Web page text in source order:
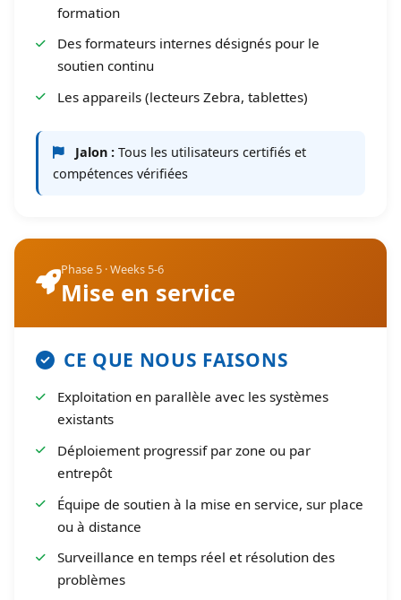
formation
Des formateurs internes désignés pour le
soutien continu
Les appareils (lecteurs Zebra, tablettes)
Jalon : Tous les utilisateurs certifiés et
compétences vérifiées
Phase 5 · Weeks 5-6
Mise en service
CE QUE NOUS FAISONS
Exploitation en parallèle avec les systèmes
existants
Déploiement progressif par zone ou par
entrepôt
Équipe de soutien à la mise en service, sur place
ou à distance
Surveillance en temps réel et résolution des
problèmes